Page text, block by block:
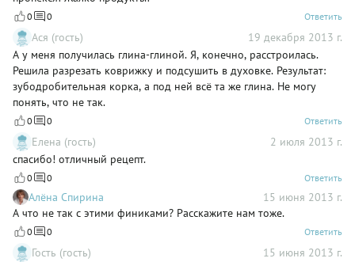
0 0 Ответить
Ася (гость)
19 декабря 2013 г.
А у меня получилась глина-глиной. Я, конечно, расстроилась.
Решила разрезать коврижку и подсушить в духовке. Результат:
зубодробительная корка, а под ней всё та же глина. Не могу
понять, что не так.
0 0 Ответить
Елена (гость)
2 июля 2013 г.
спасибо! отличный рецепт.
0 0 Ответить
Алёна Спирина
15 июня 2013 г.
А что не так с этими финиками? Расскажите нам тоже.
0 0 Ответить
Гость (гость)
15 июня 2013 г.